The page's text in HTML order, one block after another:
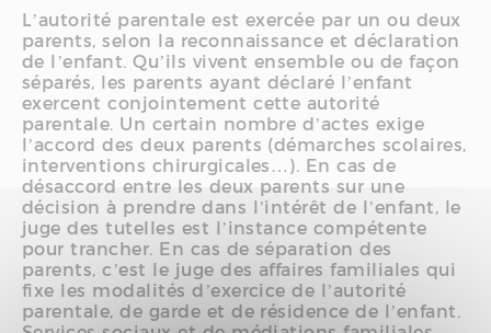
L’autorité parentale est exercée par un ou deux
parents, selon la reconnaissance et déclaration
de l’enfant. Qu’ils vivent ensemble ou de façon
séparés, les parents ayant déclaré l’enfant
exercent conjointement cette autorité
parentale. Un certain nombre d’actes exige
l’accord des deux parents (démarches scolaires,
interventions chirurgicales…). En cas de
désaccord entre les deux parents sur une
décision à prendre dans l’intérêt de l’enfant, le
juge des tutelles est l’instance compétente
pour trancher. En cas de séparation des
parents, c’est le juge des affaires familiales qui
fixe les modalités d’exercice de l’autorité
parentale, de garde et de résidence de l’enfant.